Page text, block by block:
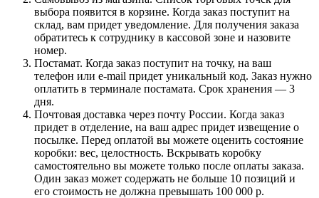
выбора появится в корзине. Когда заказ поступит на
склад, вам придет уведомление. Для получения заказа
обратитесь к сотруднику в кассовой зоне и назовите
номер.
Постамат. Когда заказ поступит на точку, на ваш
телефон или e-mail придет уникальный код. Заказ нужно
оплатить в терминале постамата. Срок хранения — 3
дня.
Почтовая доставка через почту России. Когда заказ
придет в отделение, на ваш адрес придет извещение о
посылке. Перед оплатой вы можете оценить состояние
коробки: вес, целостность. Вскрывать коробку
самостоятельно вы можете только после оплаты заказа.
Один заказ может содержать не больше 10 позиций и
его стоимость не должна превышать 100 000 р.